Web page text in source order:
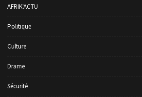
AFRIK'ACTU
Politique
Culture
Drame
Sécurité